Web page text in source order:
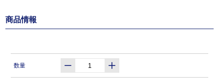
商品情報
数量